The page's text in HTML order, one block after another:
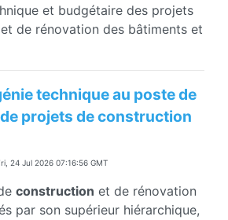
et budgétaire des projets
et de rénovation des bâtiments et
technique au poste de
projets de construction
24 Jul 2026 07:16:56 GMT
construction et de rénovation
par son supérieur hiérarchique,